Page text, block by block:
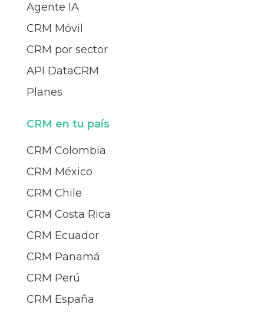
Agente IA
CRM Móvil
CRM por sector
API DataCRM
Planes
CRM en tu país
CRM Colombia
CRM México
CRM Chile
CRM Costa Rica
CRM Ecuador
CRM Panamá
CRM Perú
CRM España